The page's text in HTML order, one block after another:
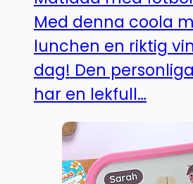
Med denna coola
lunchen en riktig
dag! Den
har en lekfull…